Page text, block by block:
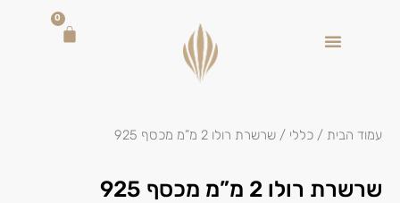
0
עמוד הבית / כללי / שרשרת רולו 2 מ”מ מכסף 925
שרשרת רולו 2 מ”מ מכסף 925